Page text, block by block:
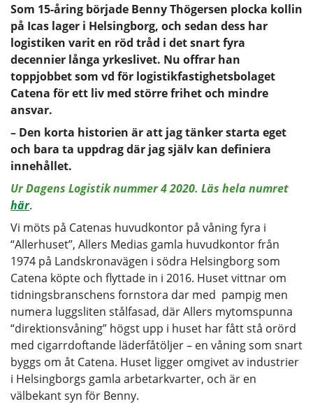
Som 15-åring började Benny Thögersen plocka kollin
på Icas lager i Helsingborg, och sedan dess har
logistiken varit en röd tråd i det snart fyra
decennier långa yrkeslivet. Nu offrar han
toppjobbet som vd för logistikfastighetsbolaget
Catena för ett liv med större frihet och mindre
ansvar.
– Den korta historien är att jag tänker starta eget
och bara ta uppdrag där jag själv kan definiera
innehållet.
Ur Dagens Logistik nummer 4 2020. Läs hela numret
här.
Vi möts på Catenas huvudkontor på våning fyra i
“Allerhuset”, Allers Medias gamla huvudkontor från
1974 på Landskronavägen i södra Helsingborg som
Catena köpte och flyttade in i 2016. Huset vittnar om
tidningsbranschens fornstora dar med pampig men
numera luggsliten stålfasad, där Allers mytomspunna
“direktionsvåning” högst upp i huset har fått stå orörd
med cigarrdoftande läderfåtöljer – en våning som snart
byggs om åt Catena. Huset ligger omgivet av industrier
i Helsingborgs gamla arbetarkvarter, och är en
välbekant syn för Benny.